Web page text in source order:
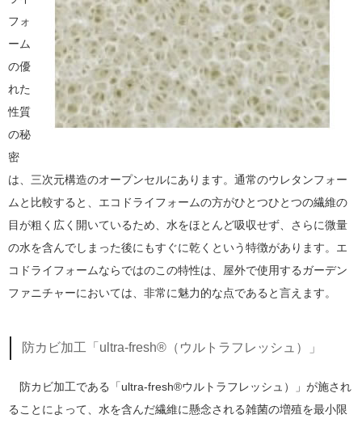
フォ
ーム
の優
れた
性質
の秘
密
は、三次元構造のオープンセルにあります。通常のウレタンフォー
ムと比較すると、エコドライフォームの方がひとつひとつの繊維の
目が粗く広く開いているため、水をほとんど吸収せず、さらに微量
の水を含んでしまった後にもすぐに乾くという特徴があります。エ
コドライフォームならではのこの特性は、屋外で使用するガーデン
ファニチャーにおいては、非常に魅力的な点であると言えます。
防カビ加工「ultra-fresh®（ウルトラフレッシュ）」
防カビ加工である「ultra-fresh®ウルトラフレッシュ）」が施され
ることによって、水を含んだ繊維に懸念される雑菌の増殖を最小限